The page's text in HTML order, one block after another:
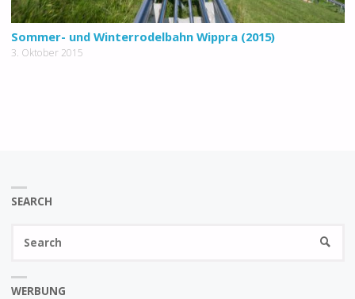
Sommer- und Winterrodelbahn Wippra (2015)
3. Oktober 2015
SEARCH
WERBUNG